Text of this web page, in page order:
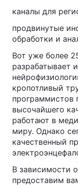
каналы для
продвинутые
обработки и
Вот уже более
разрабатывает
кропотливый
программистов
высочайшего
работают в
миру. Однако
качественный
В зависимости
предоставим